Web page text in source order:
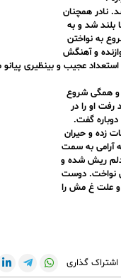
نادر همچنان
بلند شد و به
به نواختن
و آهنگش
عجیب و بینظیری
و همگی شروع
او را در
گفت.
زده و حیران
آرامی به سمت
دلم ریش شده و
نواخت. دوست
و علت غ مش را
اشتراک گذاری